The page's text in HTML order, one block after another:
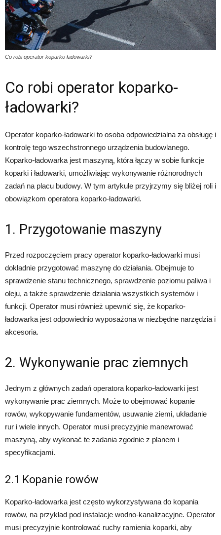
Co robi operator koparko ładowarki?
Co robi operator koparko-
ładowarki?
Operator koparko-ładowarki to osoba odpowiedzialna za obsługę i
kontrolę tego wszechstronnego urządzenia budowlanego.
Koparko-ładowarka jest maszyną, która łączy w sobie funkcje
koparki i ładowarki, umożliwiając wykonywanie różnorodnych
zadań na placu budowy. W tym artykule przyjrzymy się bliżej roli i
obowiązkom operatora koparko-ładowarki.
1. Przygotowanie maszyny
Przed rozpoczęciem pracy operator koparko-ładowarki musi
dokładnie przygotować maszynę do działania. Obejmuje to
sprawdzenie stanu technicznego, sprawdzenie poziomu paliwa i
oleju, a także sprawdzenie działania wszystkich systemów i
funkcji. Operator musi również upewnić się, że koparko-
ładowarka jest odpowiednio wyposażona w niezbędne narzędzia i
akcesoria.
2. Wykonywanie prac ziemnych
Jednym z głównych zadań operatora koparko-ładowarki jest
wykonywanie prac ziemnych. Może to obejmować kopanie
rowów, wykopywanie fundamentów, usuwanie ziemi, układanie
rur i wiele innych. Operator musi precyzyjnie manewrować
maszyną, aby wykonać te zadania zgodnie z planem i
specyfikacjami.
2.1 Kopanie rowów
Koparko-ładowarka jest często wykorzystywana do kopania
rowów, na przykład pod instalacje wodno-kanalizacyjne. Operator
musi precyzyjnie kontrolować ruchy ramienia koparki, aby